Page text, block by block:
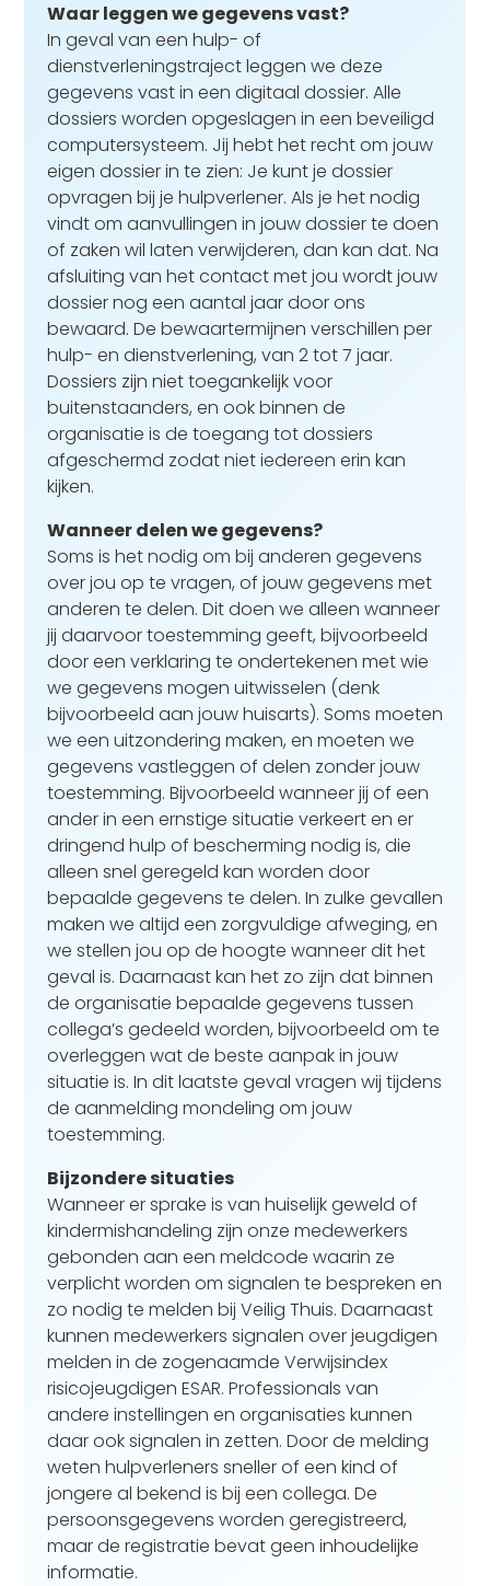
Waar leggen we gegevens vast?
In geval van een hulp- of
dienstverleningstraject leggen we deze
gegevens vast in een digitaal dossier. Alle
dossiers worden opgeslagen in een beveiligd
computersysteem. Jij hebt het recht om jouw
eigen dossier in te zien: Je kunt je dossier
opvragen bij je hulpverlener. Als je het nodig
vindt om aanvullingen in jouw dossier te doen
of zaken wil laten verwijderen, dan kan dat. Na
afsluiting van het contact met jou wordt jouw
dossier nog een aantal jaar door ons
bewaard. De bewaartermijnen verschillen per
hulp- en dienstverlening, van 2 tot 7 jaar.
Dossiers zijn niet toegankelijk voor
buitenstaanders, en ook binnen de
organisatie is de toegang tot dossiers
afgeschermd zodat niet iedereen erin kan
kijken.
Wanneer delen we gegevens?
Soms is het nodig om bij anderen gegevens
over jou op te vragen, of jouw gegevens met
anderen te delen. Dit doen we alleen wanneer
jij daarvoor toestemming geeft, bijvoorbeeld
door een verklaring te ondertekenen met wie
we gegevens mogen uitwisselen (denk
bijvoorbeeld aan jouw huisarts). Soms moeten
we een uitzondering maken, en moeten we
gegevens vastleggen of delen zonder jouw
toestemming. Bijvoorbeeld wanneer jij of een
ander in een ernstige situatie verkeert en er
dringend hulp of bescherming nodig is, die
alleen snel geregeld kan worden door
bepaalde gegevens te delen. In zulke gevallen
maken we altijd een zorgvuldige afweging, en
we stellen jou op de hoogte wanneer dit het
geval is. Daarnaast kan het zo zijn dat binnen
de organisatie bepaalde gegevens tussen
collega’s gedeeld worden, bijvoorbeeld om te
overleggen wat de beste aanpak in jouw
situatie is. In dit laatste geval vragen wij tijdens
de aanmelding mondeling om jouw
toestemming.
Bijzondere situaties
Wanneer er sprake is van huiselijk geweld of
kindermishandeling zijn onze medewerkers
gebonden aan een meldcode waarin ze
verplicht worden om signalen te bespreken en
zo nodig te melden bij Veilig Thuis. Daarnaast
kunnen medewerkers signalen over jeugdigen
melden in de zogenaamde Verwijsindex
risicojeugdigen ESAR. Professionals van
andere instellingen en organisaties kunnen
daar ook signalen in zetten. Door de melding
weten hulpverleners sneller of een kind of
jongere al bekend is bij een collega. De
persoonsgegevens worden geregistreerd,
maar de registratie bevat geen inhoudelijke
informatie.